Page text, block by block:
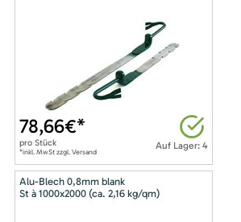
Auf Lager: 4
78,66€*
proStück
*inkl. MwSt zzgl. Versand
Alu-Blech 0,8mm blank
St à 1000x2000 (ca. 2,16 kg/qm)